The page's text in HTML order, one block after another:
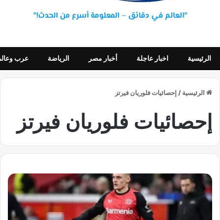
الرئيسية اخبار عاجلة أخبار مصر الرياضة عرب
الرئيسية / إحصائيات فلوريان فيرتز
إحصائيات فلوريان فيرتز